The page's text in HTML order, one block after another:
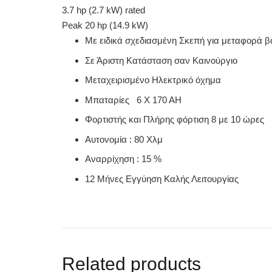
3.7 hp (2.7 kW) rated
Peak 20 hp (14.9 kW)
Με ειδικά σχεδιασμένη Σκεπή για μεταφορά
Σε Άριστη Κατάσταση σαν Kαινούργιο
Μεταχειρισμένο Ηλεκτρικό όχημα
Μπαταρίες 6 Χ 170 ΑΗ
Φορτιστής και Πλήρης φόρτιση 8 με 10 ώρες
Αυτονομία : 80 Xλμ
Αναρρίχηση : 15 %
12 Μήνες Εγγύηση Καλής Λειτουργίας
Related products